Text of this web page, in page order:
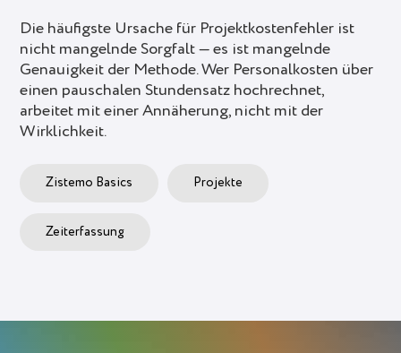
Die häufigste Ursache für Projektkostenfehler ist
nicht mangelnde Sorgfalt — es ist mangelnde
Genauigkeit der Methode. Wer Personalkosten über
einen pauschalen Stundensatz hochrechnet,
arbeitet mit einer Annäherung, nicht mit der
Wirklichkeit.
Zistemo Basics Projekte
Zeiterfassung